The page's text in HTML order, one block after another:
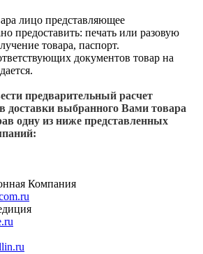
лицо представляющее
предоставить: печать или разовую
товара, паспорт.
документов товар на
предварительный расчет
доставки выбранного Вами товара
одну из ниже представленных
Компания